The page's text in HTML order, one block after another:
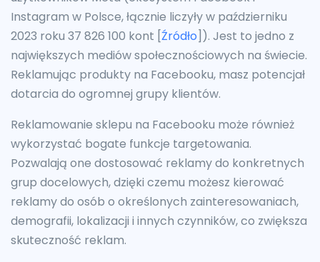
Instagram w Polsce, łącznie liczyły w październiku
2023 roku 37 826 100 kont [Źródło]). Jest to jedno z
największych mediów społecznościowych na świecie.
Reklamując produkty na Facebooku, masz potencjał
dotarcia do ogromnej grupy klientów.
Reklamowanie sklepu na Facebooku może również
wykorzystać bogate funkcje targetowania.
Pozwalają one dostosować reklamy do konkretnych
grup docelowych, dzięki czemu możesz kierować
reklamy do osób o określonych zainteresowaniach,
demografii, lokalizacji i innych czynników, co zwiększa
skuteczność reklam.